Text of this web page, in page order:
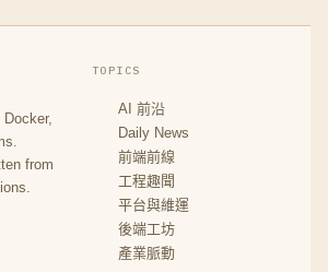
from
TOPICS
AI 前沿
Daily News
前端前線
工程趣聞
平台與維運
後端工坊
產業脈動